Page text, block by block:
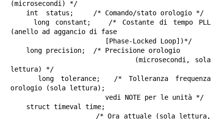
(microsecondi) */
(anello ad aggancio di fase
lettura) */
orologio (sola lettura);